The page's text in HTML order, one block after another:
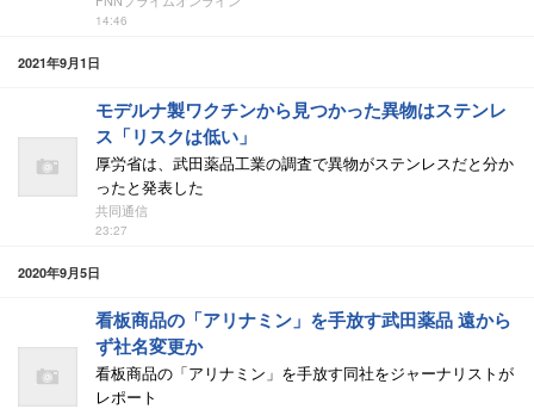
14:46
2021年9月1日
モデルナ製ワクチンから見つかった異物はステンレ
ス「リスクは低い」
厚労省は、武田薬品工業の調査で異物がステンレスだと分か
ったと発表した
共同通信
23:27
2020年9月5日
看板商品の「アリナミン」を手放す武田薬品 遠から
ず社名変更か
看板商品の「アリナミン」を手放す同社をジャーナリストが
レポート